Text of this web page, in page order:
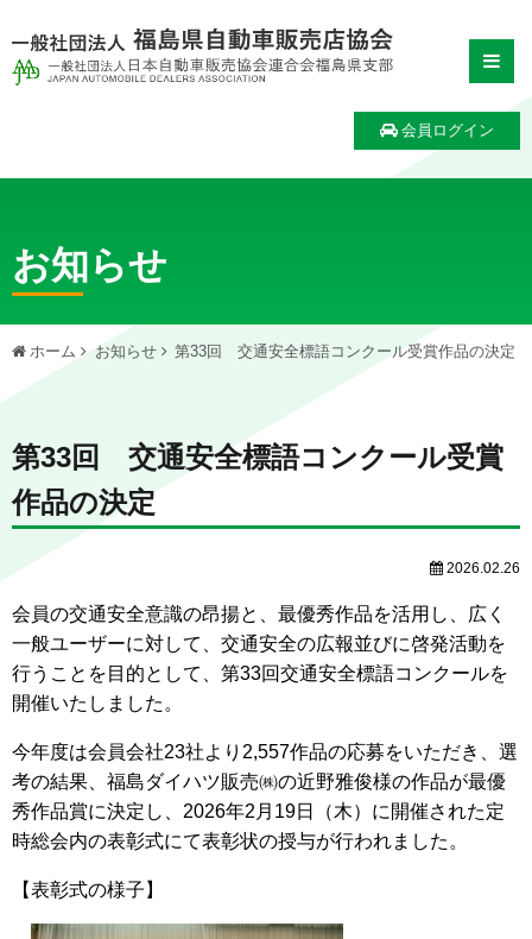
会員ログイン
お知らせ
ホーム お知らせ 第33回 交通安全標語コンクール受賞作品の決定
第33回 交通安全標語コンクール受賞
作品の決定
2026.02.26
会員の交通安全意識の昂揚と、最優秀作品を活用し、広く
一般ユーザーに対して、交通安全の広報並びに啓発活動を
行うことを目的として、第33回交通安全標語コンクールを
開催いたしました。
今年度は会員会社23社より2,557作品の応募をいただき、選
考の結果、福島ダイハツ販売㈱の近野雅俊様の作品が最優
秀作品賞に決定し、2026年2月19日（木）に開催された定
時総会内の表彰式にて表彰状の授与が行われました。
【表彰式の様子】